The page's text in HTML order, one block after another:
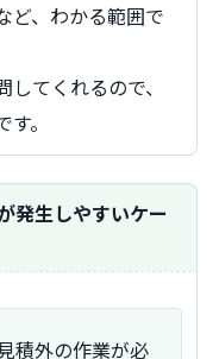
ど、わかる範囲で
てくれるので、
。
積外の作業が必